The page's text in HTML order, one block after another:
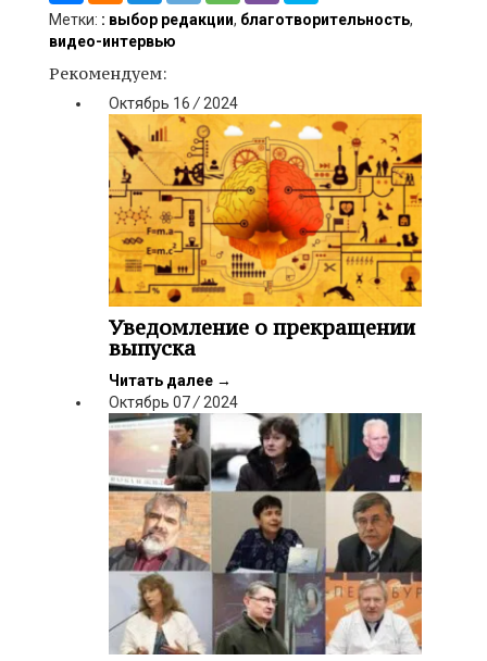
Метки: : выбор редакции, благотворительность,
видео-интервью
Рекомендуем:
Октябрь 16 / 2024
Уведомление о прекращении
выпуска
Читать далее →
Октябрь 07/ 2024